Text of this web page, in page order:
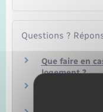
Questions ?
Que faire en
logement ?
Quel est le